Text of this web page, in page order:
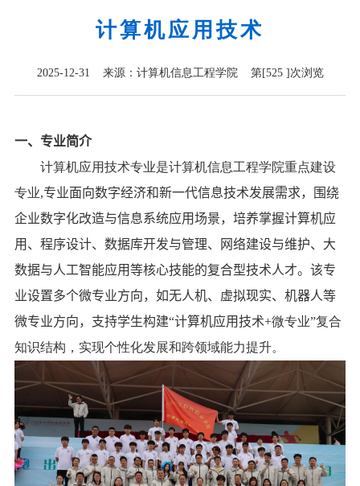
计算机应用技术
2025-12-31 来源：计算机信息工程学院 第[525 ]次浏览
一、 专业简介
计算机应用技术专业是计算机信息工程学院重点建设
专业,专业面向数字经济和新一代信息技术发展需求，围绕
企业数字化改造与信息系统应用场景，培养掌握计算机应
用、程序设计、数据库开发与管理、网络建设与维护、大
数据与人工智能应用等核心技能的复合型技术人才。 该专
业设置多个微专业方向， 如无人机、 虚拟现实、 机器人等
微专业方向， 支持学生构建“计算机应用技术+微专业”复合
知识结构，实现个性化发展和跨领域能力提升。